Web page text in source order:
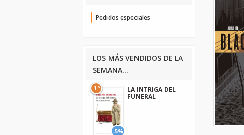
Pedidos especiales
LOS MÁS VENDIDOS DE LA
SEMANA...
-5%
1º
LA INTRIGA DEL
FUNERAL